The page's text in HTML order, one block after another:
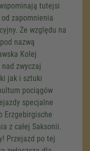
tutejsi
zapomnienia
Ze względu na
nazwą
Kolej
zwyczaj
jak i sztuki
pociągów
specjalne
Erzgebirgische
z całej Saksonii.
Przejazd po tej